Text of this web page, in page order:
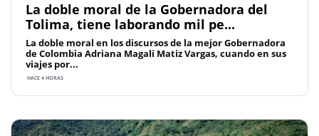
La doble moral de la Gobernadora del
Tolima, tiene laborando mil pe...
La doble moral en los discursos de la mejor Gobernadora
de Colombia Adriana Magali Matiz Vargas, cuando en sus
viajes por...
HACE 4 HORAS